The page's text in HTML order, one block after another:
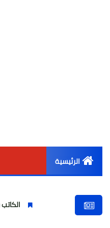
الرئيسية
الكاتب والشاعر